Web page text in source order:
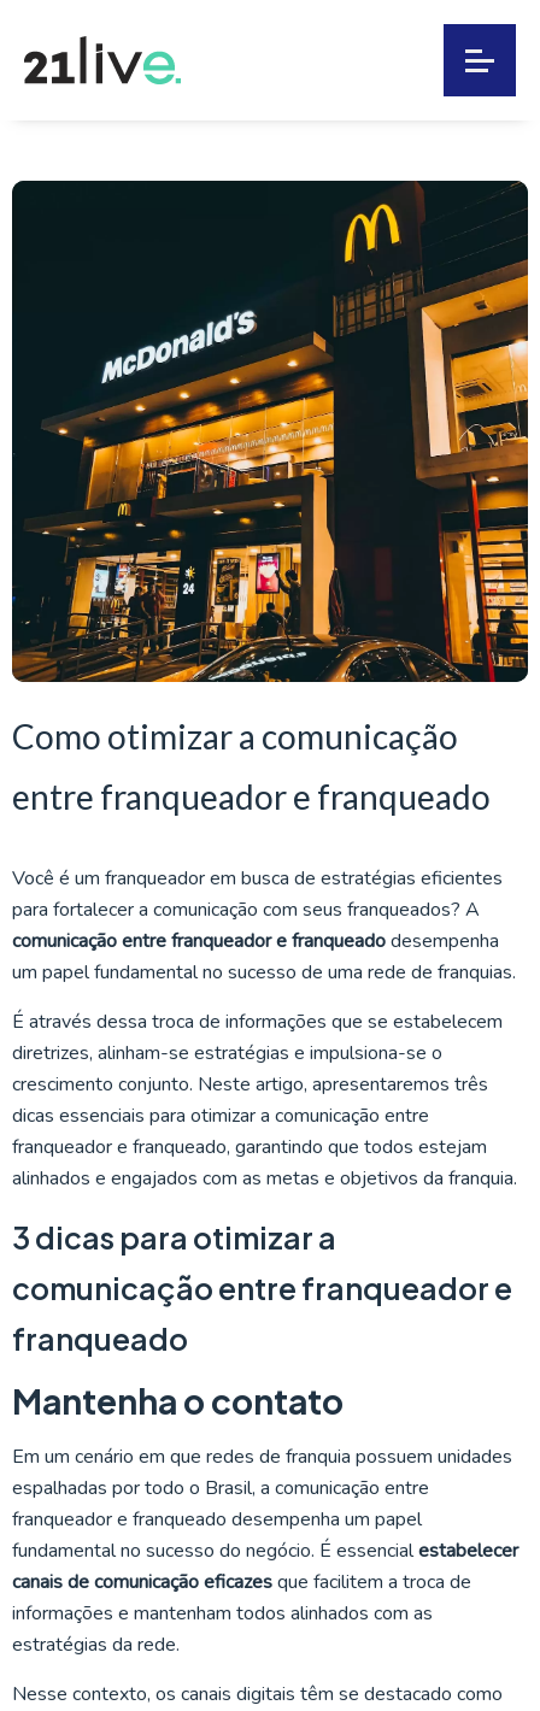
Como otimizar a comunicação
entre franqueador e franqueado
Você é um franqueador em busca de estratégias eficientes
para fortalecer a comunicação com seus franqueados? A
comunicação entre franqueador e franqueadodesempenha
um papel fundamental no sucesso de uma rede de franquias.
É através dessa troca de informações que se estabelecem
diretrizes, alinham-se estratégias e impulsiona-se o
crescimento conjunto. Neste artigo, apresentaremos três
dicas essenciais para otimizar a comunicação entre
franqueador e franqueado, garantindo que todos estejam
alinhados e engajados com as metas e objetivos da franquia.
3 dicas para otimizar a
comunicação entre franqueador e
franqueado
Mantenha o contato
Em um cenário em que redes de franquia possuem unidades
espalhadas por todo o Brasil, a comunicação entre
franqueador e franqueado desempenha um papel
fundamental no sucesso do negócio. É essencialestabelecer
canais de comunicação eficazesque facilitem a troca de
informações e mantenham todos alinhados com as
estratégias da rede.
Nesse contexto, os canais digitais têm se destacado como